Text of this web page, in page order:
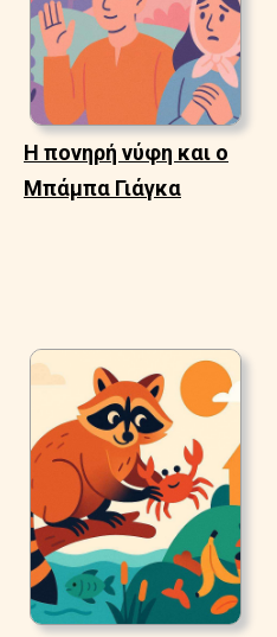
Η πονηρή νύφη και ο
Μπάμπα Γιάγκα